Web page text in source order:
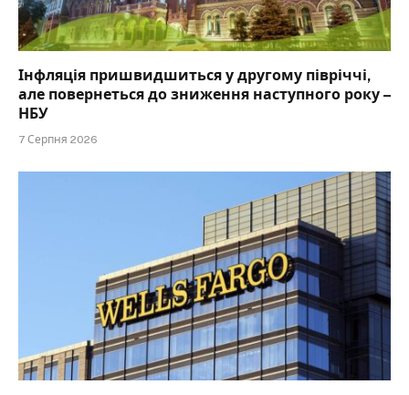
Інфляція пришвидшиться у другому півріччі,
але повернеться до зниження наступного року –
НБУ
7 Серпня 2026